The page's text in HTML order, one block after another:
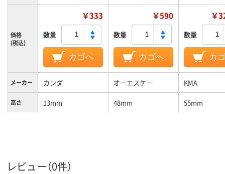
価格
(税込)
￥333
数量
カゴへ
￥590
数量
カゴへ
￥
数量
カ
メーカー カンダ オーエスケー KMA
高さ 13mm 48mm 55mm
レビュー（0件）